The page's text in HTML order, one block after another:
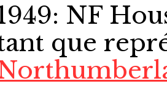
NF
que